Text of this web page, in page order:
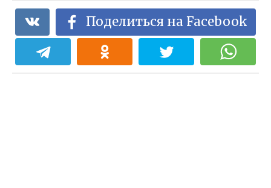
Поделиться на Facebook